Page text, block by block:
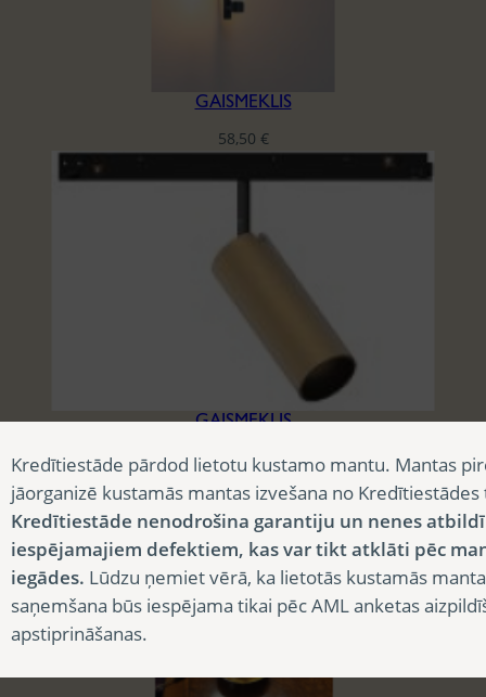
GAISMEKLIS
58,50 €
GAISMEKLIS
58,50
Kredītiestāde pārdod lietotu kustamo mantu. Mantas
jāorganizē kustamās mantas izvešana no
Kredītiestāde nenodrošina garantiju un nenes
iespējamajiem defektiem, kas var tikt atklāti pēc
iegādes. Lūdzu ņemiet vērā, ka lietotās kustamās
saņemšana būs iespējama tikai pēc AML anketas
apstiprināšanas.